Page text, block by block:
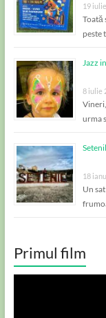
19
Toată
peste
Jazz
8 iulie
urma
18
Un
Primul film